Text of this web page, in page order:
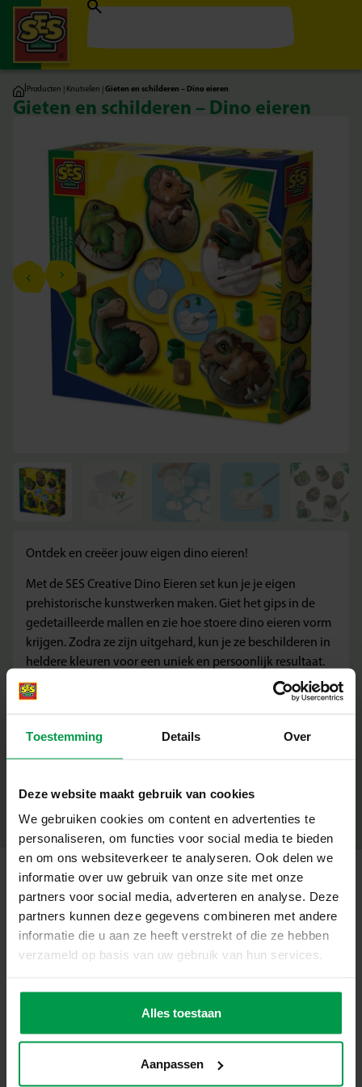
Toestemming Details Over
Deze website maakt gebruik van cookies
We gebruiken cookies om content en advertenties te
personaliseren, om functies voor social media te bieden
en om ons websiteverkeer te analyseren. Ook delen we
informatie over uw gebruik van onze site met onze
partners voor social media, adverteren en analyse. Deze
partners kunnen deze gegevens combineren met andere
informatie die u aan ze heeft verstrekt of die ze hebben
verzameld op basis van uw gebruik van hun services.
Alles toestaan
Aanpassen
|Producten | Knutselen |Gieten en schilderen – Dino eieren
Gieten en schilderen – Dino eieren
Ontdek en creëer jouw eigen dino eieren!
Met de SES Creative Dino Eieren set kun je je eigen
prehistorische kunstwerken maken. Giet het gips in de
gedetailleerde mallen en zie hoe stoere dino eieren vorm
krijgen. Zodra ze zijn uitgehard, kun je ze beschilderen in
heldere kleuren voor een uniek en persoonlijk resultaat.
Perfect voor kleine dinofans die graag creatief bezig zijn!
Gietmal dino eieren (gerecycled kunststof)
Verf en penseel
Handleiding
Unieke eigenschappen
Thema: dino’s
Gietmal gemaakt van gerecycled kunststof
Gedetailleerde mallen voor realistische resultaten
Stimuleert creativiteit en fijne motoriek
+
Productnummer
01411
Deel dit product
Gerelateerde producten
Vingerverf
Minimale